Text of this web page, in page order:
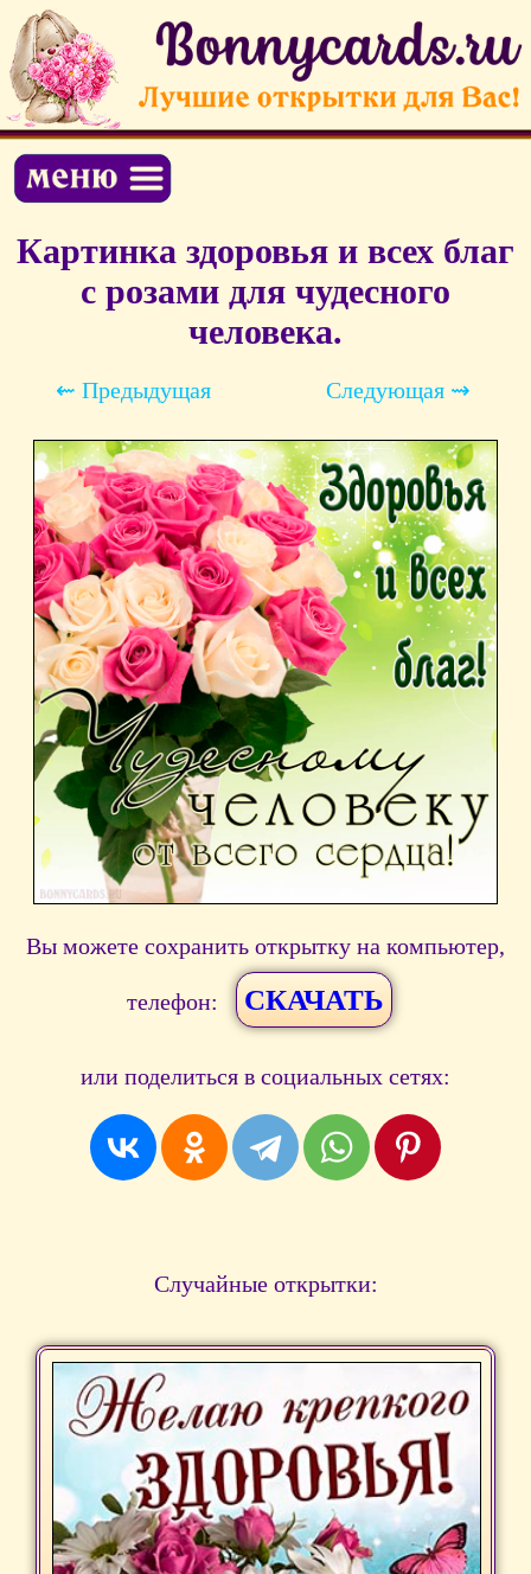
Картинка здоровья и всех благ
с розами для чудесного
человека.
⇜ Предыдущая Следующая ⇝
Вы можете сохранить открытку на компьютер,
телефон: СКАЧАТЬ
или поделиться в социальных сетях:
Случайные открытки: